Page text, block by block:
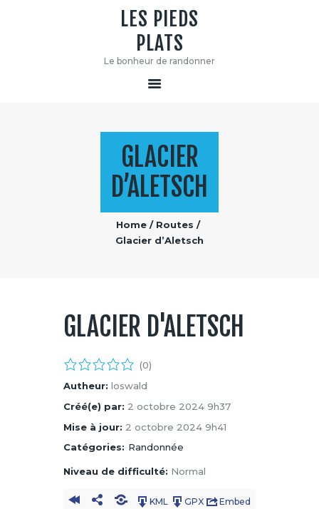
LES PIEDS
PLATS
Le bonheur de randonner
GLACIER
D’ALETSCH
Home
Routes
Glacier d’Aletsch
LES PIEDS PLATS
Le bonheur de randonner
GLACIER D'ALETSCH
(0)
Autheur: loswald
Créé(e) par: 2 octobre 2024 9h37
Mise à jour: 2 octobre 2024 9h41
Catégories: Randonnée
Niveau de difficulté: Normal
KML GPX Embed